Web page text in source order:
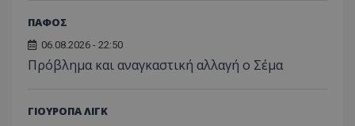
ΠΑΦΟΣ
06.08.2026 - 22:50
Πρόβλημα και αναγκαστική αλλαγή ο Σέμα
ΓΙΟΥΡΟΠΑ ΛΙΓΚ